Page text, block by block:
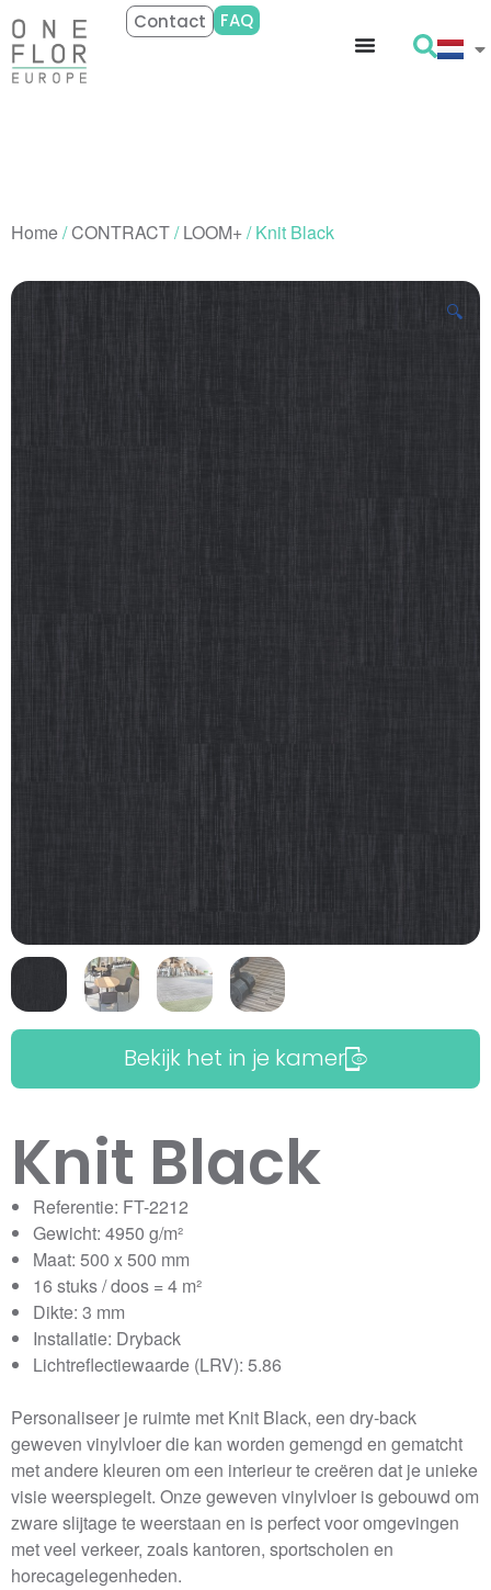
Contact FAQ
Home/CONTRACT/LOOM+/ Knit Black
🔍
Bekijk het in je kamer
Knit Black
Referentie: FT-2212
Gewicht: 4950 g/m²
Maat: 500 x 500 mm
16 stuks / doos = 4 m²
Dikte: 3 mm
Installatie: Dryback
Lichtreflectiewaarde (LRV): 5.86
Personaliseer je ruimte met Knit Black, een dry-back
geweven vinylvloer die kan worden gemengd en gematcht
met andere kleuren om een interieur te creëren dat je unieke
visie weerspiegelt. Onze geweven vinylvloer is gebouwd om
zware slijtage te weerstaan en is perfect voor omgevingen
met veel verkeer, zoals kantoren, sportscholen en
horecagelegenheden.